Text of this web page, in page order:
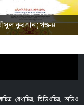
কুরআন; খণ্ড-৪
রেখাচিত্র, ভিডিওচিত্র, অডিও